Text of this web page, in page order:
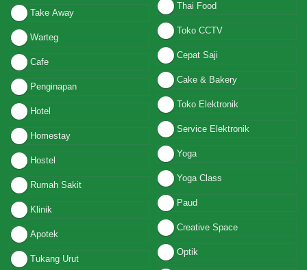
Take Away
Warteg
Cafe
Penginapan
Hotel
Homestay
Hostel
Rumah Sakit
Klinik
Apotek
Tukang Urut
Thai Food
Toko CCTV
Cepat Saji
Cake & Bakery
Toko Elektronik
Service Elektronik
Yoga
Yoga Class
Paud
Creative Space
Optik